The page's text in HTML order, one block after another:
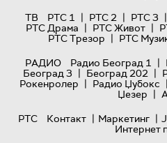
ТВ
РТС 1 | РТС 2 | РТС 3 |
РТС Драма | РТС Живот |
РТС Трезор | РТС
РАДИО
Радио Београд 1 |
Београд 3 | Београд 202 |
Рокенролер | Радио Џубокс |
Џезер |
РТС
Контакт | Маркетинг |
Интернет